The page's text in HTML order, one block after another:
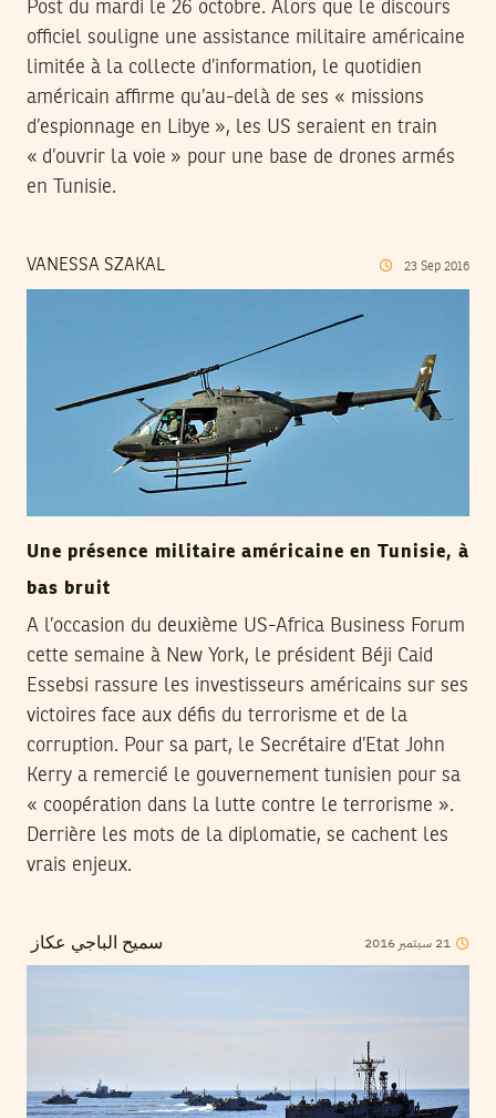
Post du mardi le 26 octobre. Alors que le discours
officiel souligne une assistance militaire américaine
limitée à la collecte d’information, le quotidien
américain affirme qu’au-delà de ses « missions
d’espionnage en Libye », les US seraient en train
« d’ouvrir la voie » pour une base de drones armés
en Tunisie.
VANESSA SZAKAL 23 Sep 2016
Une présence militaire américaine en Tunisie, à
bas bruit
A l’occasion du deuxième US-Africa Business Forum
cette semaine à New York, le président Béji Caid
Essebsi rassure les investisseurs américains sur ses
victoires face aux défis du terrorisme et de la
corruption. Pour sa part, le Secrétaire d’Etat John
Kerry a remercié le gouvernement tunisien pour sa
« coopération dans la lutte contre le terrorisme ».
Derrière les mots de la diplomatie, se cachent les
vrais enjeux.
سميح الباجي عكاز 21 سبتمبر 2016